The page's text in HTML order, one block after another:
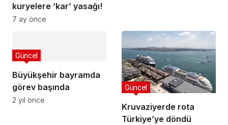
kuryelere ‘kar’ yasağı!
7 ay önce
Büyükşehir bayramda
görev başında
Güncel
2 yıl önce
Kruvaziyerde rota
Türkiye’ye döndü
Güncel